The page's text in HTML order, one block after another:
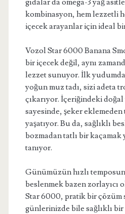
gıdalar da omega-3 yağ
kombinasyon, hem lezzetli
içecek arayanlar için ideal
Vozol Star 6000 Banana
bir içecek değil, aynı
lezzet sunuyor. İlk
yoğun muz tadı, sizi adeta
çıkarıyor. İçeriğindeki doğal
sayesinde, şeker eklemeden
yaşatıyor. Bu da, sağlıklı
bozmadan tatlı bir kaçamak
tanıyor.
Günümüzün hızlı
beslenmek bazen zorlayıcı
Star 6000, pratik bir çözüm
günlerinizde bile sağlıklı